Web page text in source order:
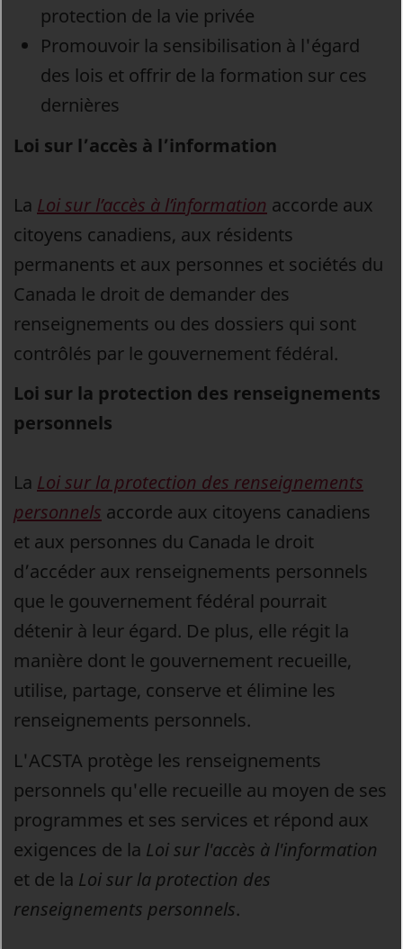
protection de la vie privée
Promouvoir la sensibilisation à l'égard
des lois et offrir de la formation sur ces
dernières
Loi sur l’accès à l’information
La Loi sur l’accès à l’information accorde aux
citoyens canadiens, aux résidents
permanents et aux personnes et sociétés du
Canada le droit de demander des
renseignements ou des dossiers qui sont
contrôlés par le gouvernement fédéral.
Loi sur la protection des renseignements
personnels
La Loi sur la protection des renseignements
personnels accorde aux citoyens canadiens
et aux personnes du Canada le droit
d’accéder aux renseignements personnels
que le gouvernement fédéral pourrait
détenir à leur égard. De plus, elle régit la
manière dont le gouvernement recueille,
utilise, partage, conserve et élimine les
renseignements personnels.
L'ACSTA protège les renseignements
personnels qu'elle recueille au moyen de ses
programmes et ses services et répond aux
exigences de la Loi sur l'accès à l'information
et de la Loi sur la protection des
renseignements personnels.